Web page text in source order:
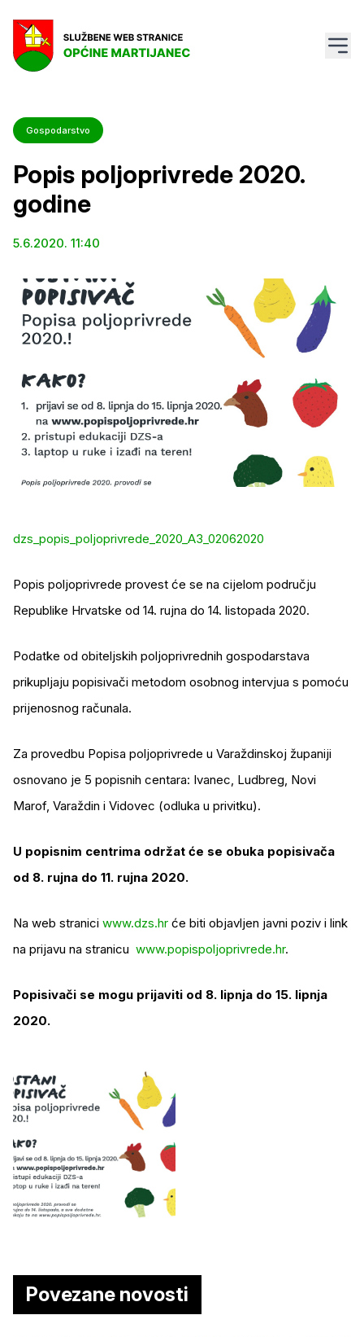
Gospodarstvo
Popis poljoprivrede 2020.
godine
5.6.2020. 11:40
dzs_popis_poljoprivrede_2020_A3_02062020
Popis poljoprivrede provest će se na cijelom području
Republike Hrvatske od 14. rujna do 14. listopada 2020.
Podatke od obiteljskih poljoprivrednih gospodarstava
prikupljaju popisivači metodom osobnog intervjua s pomoću
prijenosnog računala.
Za provedbu Popisa poljoprivrede u Varaždinskoj županiji
osnovano je 5 popisnih centara: Ivanec, Ludbreg, Novi
Marof, Varaždin i Vidovec (odluka u privitku).
U popisnim centrima održat će se obuka popisivača
od 8. rujna do 11. rujna 2020.
Na web stranici www.dzs.hr će biti objavljen javni poziv i link
na prijavu na stranicu www.popispoljoprivrede.hr.
Popisivači se mogu prijaviti od 8. lipnja do 15. lipnja
2020.
Povezane novosti